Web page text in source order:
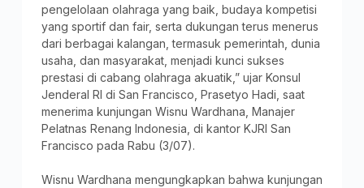
pengelolaan olahraga yang baik, budaya kompetisi
yang sportif dan fair, serta dukungan terus menerus
dari berbagai kalangan, termasuk pemerintah, dunia
usaha, dan masyarakat, menjadi kunci sukses
prestasi di cabang olahraga akuatik,” ujar Konsul
Jenderal RI di San Francisco, Prasetyo Hadi, saat
menerima kunjungan Wisnu Wardhana, Manajer
Pelatnas Renang Indonesia, di kantor KJRI San
Francisco pada Rabu (3/07).
Wisnu Wardhana mengungkapkan bahwa kunjungan